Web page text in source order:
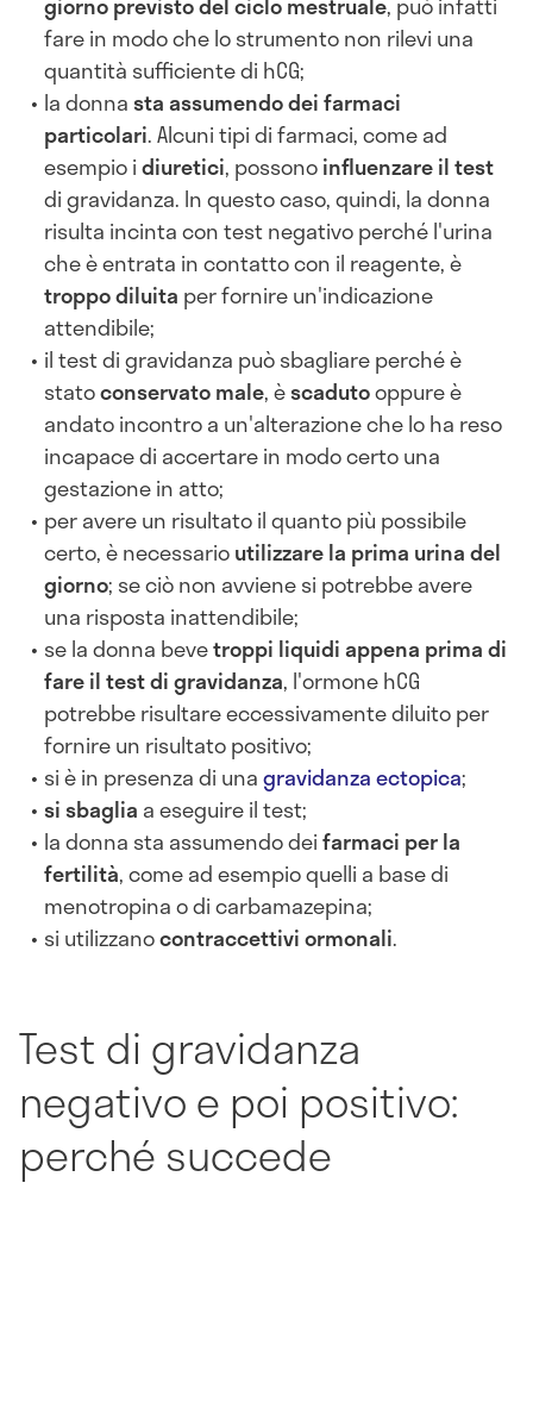
fare in modo che lo strumento non rilevi una
quantità sufficiente di hCG;
la donnasta assumendo dei farmaci
particolari. Alcuni tipi di farmaci, come ad
esempio idiuretici, possonoinfluenzare il test
di gravidanza. In questo caso, quindi, la donna
risulta incinta con test negativo perché l'urina
che è entrata in contatto con il reagente, è
troppo diluita per fornire un'indicazione
attendibile;
il test di gravidanza può sbagliare perché è
statoconservato male, èscadutooppure è
andato incontro a un'alterazione che lo ha reso
incapace di accertare in modo certo una
gestazione in atto;
per avere un risultato il quanto più possibile
certo, è necessarioutilizzare la prima urina del
giorno; se ciò non avviene si potrebbe avere
una risposta inattendibile;
se la donna bevetroppi liquidi appena prima di
fare il test di gravidanza, l'ormone hCG
potrebbe risultare eccessivamente diluito per
fornire un risultato positivo;
si è in presenza di unagravidanza ectopica;
si sbaglia a eseguire il test;
la donna sta assumendo deifarmaci per la
fertilità, come ad esempio quelli a base di
menotropina o di carbamazepina;
si utilizzanocontraccettivi ormonali.
Test di gravidanza
negativo e poi positivo:
perché succede